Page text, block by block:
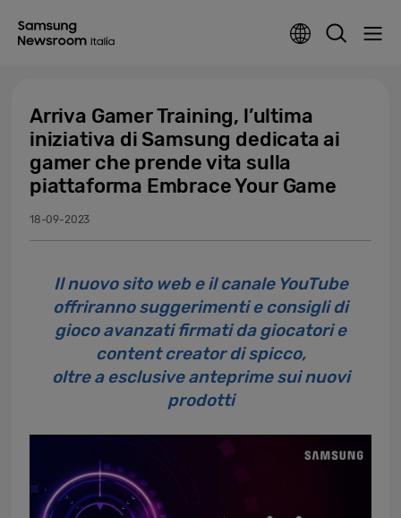
Arriva Gamer Training, l’ultima
iniziativa di Samsung dedicata ai
gamer che prende vita sulla
piattaforma Embrace Your Game
18-09-2023
Il nuovo sito web e il canale YouTube
offriranno suggerimenti e consigli di
gioco avanzati firmati da giocatori e
content creator di spicco,
oltre a esclusive anteprime sui nuovi
prodotti